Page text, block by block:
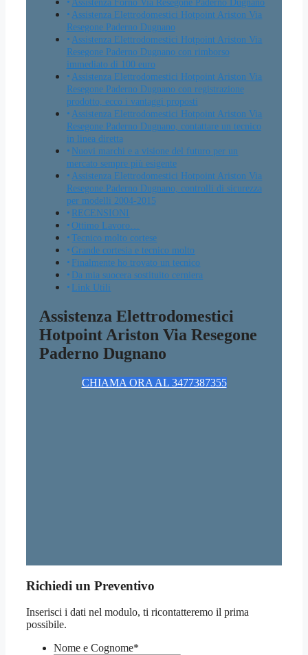
Assistenza Forno Via Resegone Paderno Dugnano
Assistenza Elettrodomestici Hotpoint Ariston Via
Resegone Paderno Dugnano
Assistenza Elettrodomestici Hotpoint Ariston Via
Resegone Paderno Dugnano con rimborso
immediato di 100 euro
Assistenza Elettrodomestici Hotpoint Ariston Via
Resegone Paderno Dugnano con registrazione
prodotto, ecco i vantaggi proposti
Assistenza Elettrodomestici Hotpoint Ariston Via
Resegone Paderno Dugnano, contattare un tecnico
in linea diretta
Nuovi marchi e a visione del futuro per un
mercato sempre più esigente
Assistenza Elettrodomestici Hotpoint Ariston Via
Resegone Paderno Dugnano, controlli di sicurezza
per modelli 2004-2015
RECENSIONI
Ottimo Lavoro…
Tecnico molto cortese
Grande cortesia e tecnico molto
Finalmente ho trovato un tecnico
Da mia suocera sostituito cerniera
Link Utili
Assistenza Elettrodomestici
Hotpoint Ariston Via Resegone
Paderno Dugnano
CHIAMA ORA AL 3477387355
Richiedi un Preventivo
Inserisci i dati nel modulo, ti ricontatteremo il prima
possibile.
Nome e Cognome*